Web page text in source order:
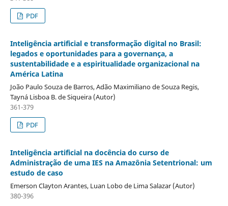
PDF
Inteligência artificial e transformação digital no Brasil:
legados e oportunidades para a governança, a
sustentabilidade e a espiritualidade organizacional na
América Latina
João Paulo Souza de Barros, Adão Maximiliano de Souza Regis,
Tayná Lisboa B. de Siqueira (Autor)
361-379
PDF
Inteligência artificial na docência do curso de
Administração de uma IES na Amazônia Setentrional: um
estudo de caso
Emerson Clayton Arantes, Luan Lobo de Lima Salazar (Autor)
380-396